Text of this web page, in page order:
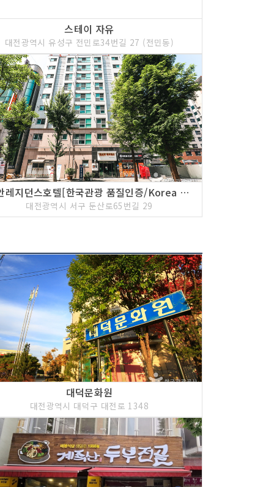
스테이 자유
대전광역시 유성구 전민로34번길 27 (전민동)
이안레지던스호텔[한국관광 품질인증/Korea Quality]
대전광역시 서구 둔산로65번길 29
대덕문화원
대전광역시 대덕구 대전로 1348